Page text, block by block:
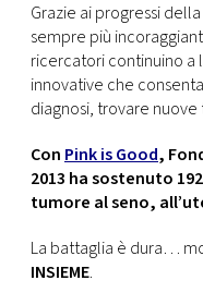
Grazie ai progressi
sempre più
ricercatori continuino a
innovative che
diagnosi, trovare
Con Pink is Good,
2013 ha sostenuto
tumore al seno,
La battaglia è dura…
INSIEME.